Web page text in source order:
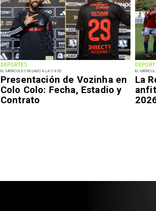
DEPORTES
EL MIÉRCOLES PASADO A LAS 9:35
Presentación de Vozinha en
Colo Colo: Fecha, Estadio y
Contrato
EL
La